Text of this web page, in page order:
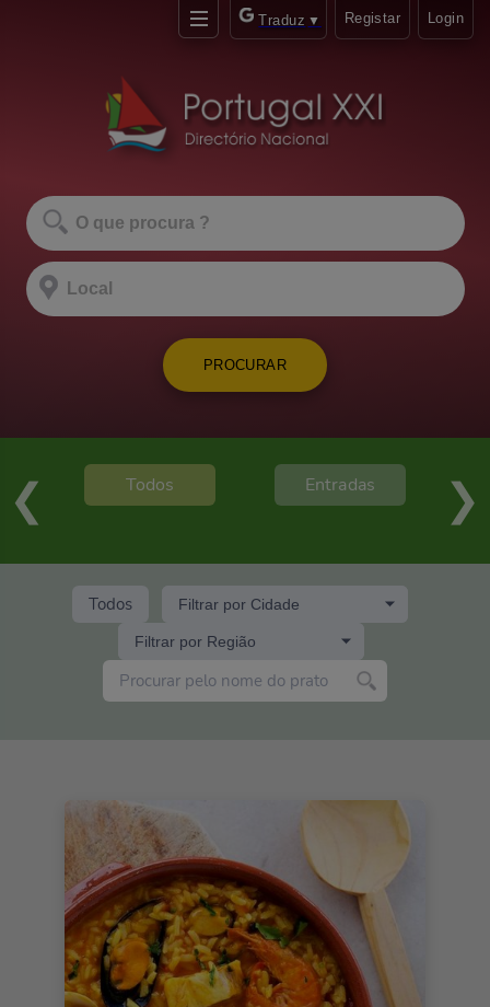
Traduz ▼ Registar Login
PROCURAR
Todos Entradas
Todos Filtrar por Cidade
Filtrar por Região